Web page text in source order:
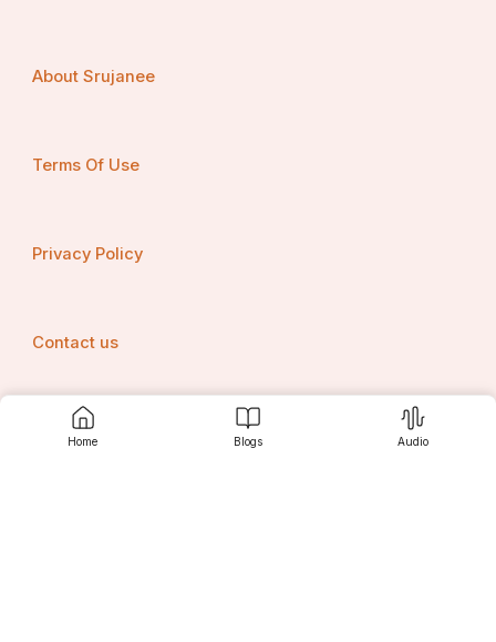
Home Blogs Audio
About Srujanee
Terms Of Use
Privacy Policy
Contact us
Srujanee